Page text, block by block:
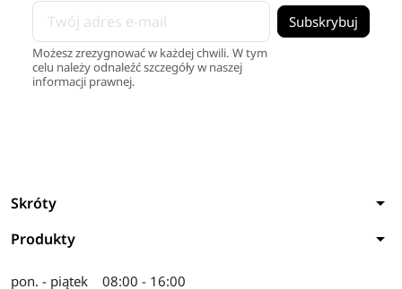
Możesz zrezygnować w każdej chwili. W tym
celu należy odnaleźć szczegóły w naszej
informacji prawnej.
Skróty arrow_drop_down
Produkty arrow_drop_down
pon. - piątek
08:00 - 16:00